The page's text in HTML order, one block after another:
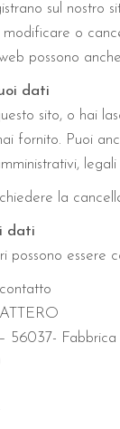
sul nostro
modificare o
possono
dati
sito, o hai
fornito. Puoi
legali
la
dati
possono
56037- Fabbrica